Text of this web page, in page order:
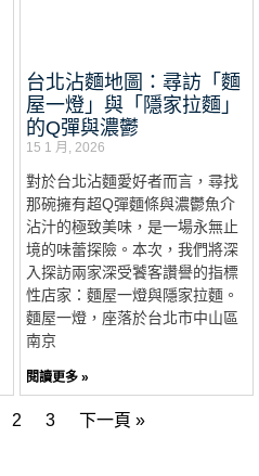
台北沾麵地圖：尋訪「麵
屋一燈」與「隱家拉麵」
的Q彈與濃鬱
15 1 月, 2026
對於台北沾麵愛好者而言，尋找
那碗擁有超Q彈麵條與濃鬱魚介
沾汁的極致美味，是一場永無止
境的味蕾探險。本次，我們將深
入探訪兩家深受饕客讚譽的指標
性店家：麵屋一燈與隱家拉麵。
麵屋一燈，座落於台北市中山區
南京
閱讀更多 »
2 3 下一頁 »